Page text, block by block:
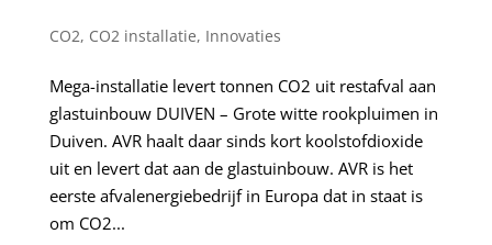
CO2, CO2 installatie, Innovaties
Mega-installatie levert tonnen CO2 uit restafval aan
glastuinbouw DUIVEN – Grote witte rookpluimen in
Duiven. AVR haalt daar sinds kort koolstofdioxide
uit en levert dat aan de glastuinbouw. AVR is het
eerste afvalenergiebedrijf in Europa dat in staat is
om CO2...